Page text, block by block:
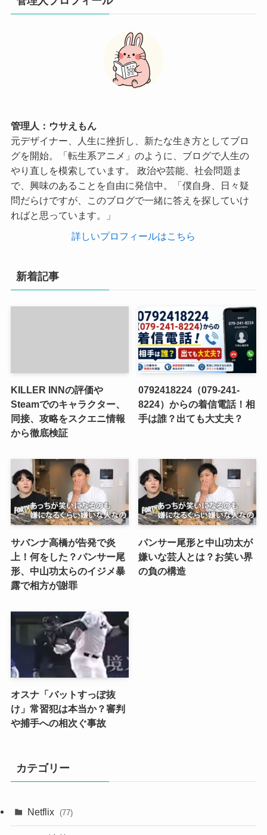
管理人：ウサえもん
元デザイナー、人生に挫折し、新たな生き方としてブロ
グを開始。「転生系アニメ」のように、ブログで人生の
やり直しを模索しています。 政治や芸能、社会問題ま
で、興味のあることを自由に発信中。「僕自身、日々疑
問だらけですが、このブログで一緒に答えを探していけ
ればと思っています。」
詳しいプロフィールはこちら
新着記事
KILLER INNの評価や
Steamでのキャラクター、
同接、攻略をスクエニ情報
から徹底検証
0792418224（079-241-
8224）からの着信電話！相
手は誰？出ても大丈夫？
サバンナ高橋が告発で炎
上！何をした？パンサー尾
形、中山功太らのイジメ暴
露で相方が謝罪
パンサー尾形と中山功太が
嫌いな芸人とは？お笑い界
の負の構造
オスナ「バットすっぽ抜
け」常習犯は本当か？審判
や捕手への相次ぐ事故
カテゴリー
Netflix (77)